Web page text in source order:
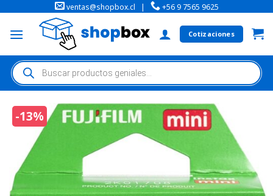
ventas@shopbox.cl | +56 9 7565 9625
Cotizaciones
-13%